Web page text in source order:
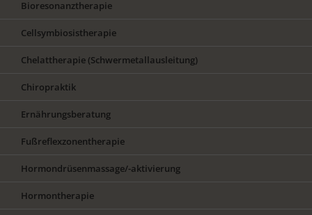
Bioresonanztherapie
Cellsymbiosistherapie
Chelattherapie (Schwermetallausleitung)
Chiropraktik
Ernährungsberatung
Fußreflexzonentherapie
Hormondrüsenmassage/-aktivierung
Hormontherapie